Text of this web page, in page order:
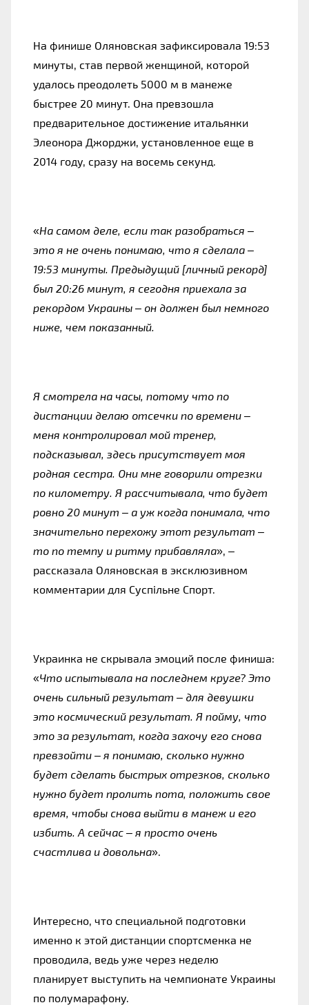
На финише Оляновская зафиксировала 19:53
минуты, став первой женщиной, которой
удалось преодолеть 5000 м в манеже
быстрее 20 минут. Она превзошла
предварительное достижение итальянки
Элеонора Джорджи, установленное еще в
2014 году, сразу на восемь секунд.
«На самом деле, если так разобраться –
это я не очень понимаю, что я сделала –
19:53 минуты. Предыдущий [личный рекорд]
был 20:26 минут, я сегодня приехала за
рекордом Украины – он должен был немного
ниже, чем показанный.
Я смотрела на часы, потому что по
дистанции делаю отсечки по времени –
меня контролировал мой тренер,
подсказывал, здесь присутствует моя
родная сестра. Они мне говорили отрезки
по километру. Я рассчитывала, что будет
ровно 20 минут – а уж когда понимала, что
значительно перехожу этот результат –
то по темпу и ритму прибавляла», –
рассказала Оляновская в эксклюзивном
комментарии для Суспільне Спорт.
Украинка не скрывала эмоций после финиша:
«Что испытывала на последнем круге? Это
очень сильный результат – для девушки
это космический результат. Я пойму, что
это за результат, когда захочу его снова
превзойти – я понимаю, сколько нужно
будет сделать быстрых отрезков, сколько
нужно будет пролить пота, положить свое
время, чтобы снова выйти в манеж и его
избить. А сейчас – я просто очень
счастлива и довольна».
Интересно, что специальной подготовки
именно к этой дистанции спортсменка не
проводила, ведь уже через неделю
планирует выступить на чемпионате Украины
по полумарафону.